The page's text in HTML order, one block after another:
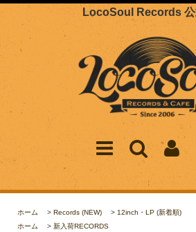
LocoSoul Records 公
ホーム > Records (NEW) > 12inch・LP (新着順)
ホーム
> 新入荷RECORDS